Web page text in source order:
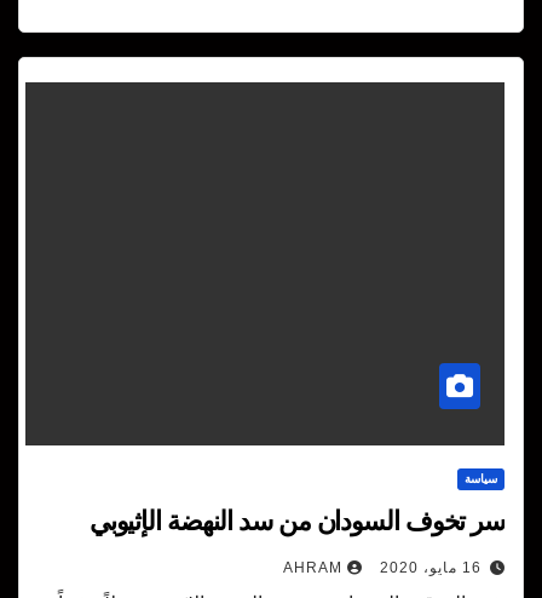
سياسة
سر تخوف السودان من سد النهضة الإثيوبي
16 مايو، 2020 AHRAM